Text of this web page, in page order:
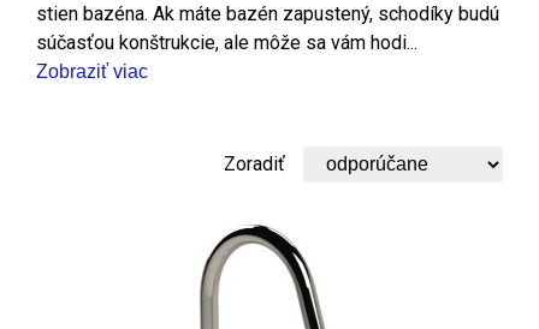
stien bazéna. Ak máte bazén zapustený, schodíky budú
súčasťou konštrukcie, ale môže sa vám hodi...
Zobraziť viac
Zoradiť